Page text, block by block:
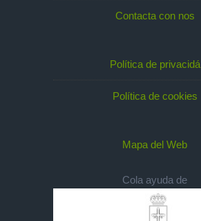
Contacta con nos
Política de privacidá
Política de cookies
Mapa del Web
Cola ayuda de